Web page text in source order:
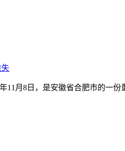
失
11月8日，是安徽省合肥市的一份